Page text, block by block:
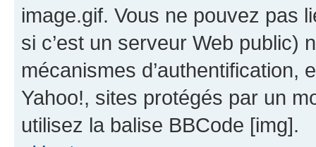
image.gif. Vous ne pouvez pas
si c’est un serveur Web public)
mécanismes d’authentification,
Yahoo!, sites protégés par un
utilisez la balise BBCode [img].